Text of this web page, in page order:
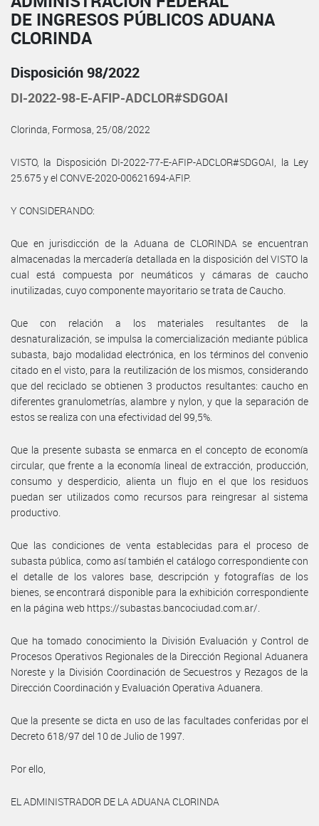
DE INGRESOS PÚBLICOS ADUANA
CLORINDA
Disposición 98/2022
DI-2022-98-E-AFIP-ADCLOR#SDGOAI
Clorinda, Formosa, 25/08/2022
VISTO, la Disposición DI-2022-77-E-AFIP-ADCLOR#SDGOAI, la Ley
25.675 y el CONVE-2020-00621694-AFIP.
Y CONSIDERANDO:
Que en jurisdicción de la Aduana de CLORINDA se encuentran
almacenadas la mercadería detallada en la disposición del VISTO la
cual está compuesta por neumáticos y cámaras de caucho
inutilizadas, cuyo componente mayoritario se trata de Caucho.
Que con relación a los materiales resultantes de la
desnaturalización, se impulsa la comercialización mediante pública
subasta, bajo modalidad electrónica, en los términos del convenio
citado en el visto, para la reutilización de los mismos, considerando
que del reciclado se obtienen 3 productos resultantes: caucho en
diferentes granulometrías, alambre y nylon, y que la separación de
estos se realiza con una efectividad del 99,5%.
Que la presente subasta se enmarca en el concepto de economía
circular, que frente a la economía lineal de extracción, producción,
consumo y desperdicio, alienta un flujo en el que los residuos
puedan ser utilizados como recursos para reingresar al sistema
productivo.
Que las condiciones de venta establecidas para el proceso de
subasta pública, como así también el catálogo correspondiente con
el detalle de los valores base, descripción y fotografías de los
bienes, se encontrará disponible para la exhibición correspondiente
en la página web https://subastas.bancociudad.com.ar/.
Que ha tomado conocimiento la División Evaluación y Control de
Procesos Operativos Regionales de la Dirección Regional Aduanera
Noreste y la División Coordinación de Secuestros y Rezagos de la
Dirección Coordinación y Evaluación Operativa Aduanera.
Que la presente se dicta en uso de las facultades conferidas por el
Decreto 618/97 del 10 de Julio de 1997.
Por ello,
EL ADMINISTRADOR DE LA ADUANA CLORINDA